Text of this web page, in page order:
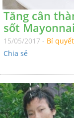
Tăng cân
sốt
15/05/2017 - Bí
Chia sẻ